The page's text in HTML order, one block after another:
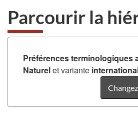
ici
Parcourir la
Préférences terminologiques
Naturelet variante